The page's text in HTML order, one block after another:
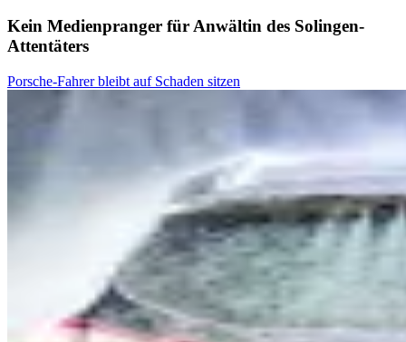
Kein Medienpranger für Anwältin des Solingen-
Attentäters
Porsche-Fahrer bleibt auf Schaden sitzen